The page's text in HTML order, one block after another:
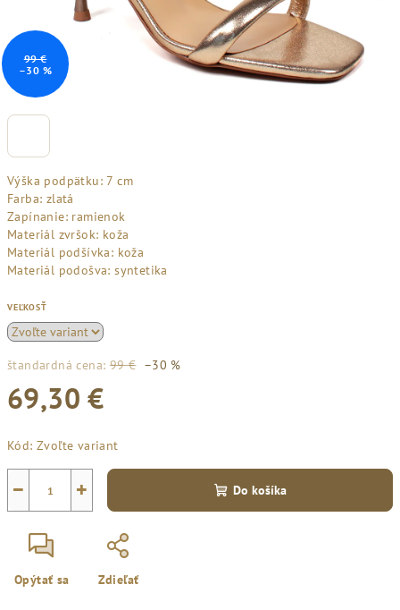
Výška podpätku: 7 cm
Farba: zlatá
Zapínanie: ramienok
Materiál zvršok: koža
Materiál podšívka: koža
Materiál podošva: syntetika
VEĽKOSŤ
štandardná cena: 99 € –30 %
69,30 €
cena:
Kód: Zvoľte variant
+
− Do košíka
Opýtať sa Zdieľať
99 €
–30 %